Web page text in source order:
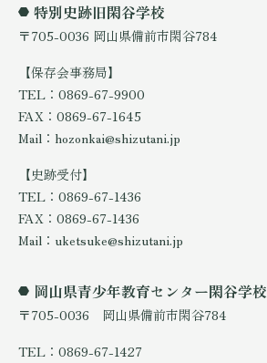
特別史跡旧閑谷学校
〒705-0036 岡山県備前市閑谷784
【保存会事務局】
TEL：0869-67-9900
FAX：0869-67-1645
Mail：hozonkai@shizutani.jp
【史跡受付】
TEL：0869-67-1436
FAX：0869-67-1436
Mail：uketsuke@shizutani.jp
岡山県青少年教育センター閑谷学校
〒705-0036 岡山県備前市閑谷784
TEL：0869-67-1427